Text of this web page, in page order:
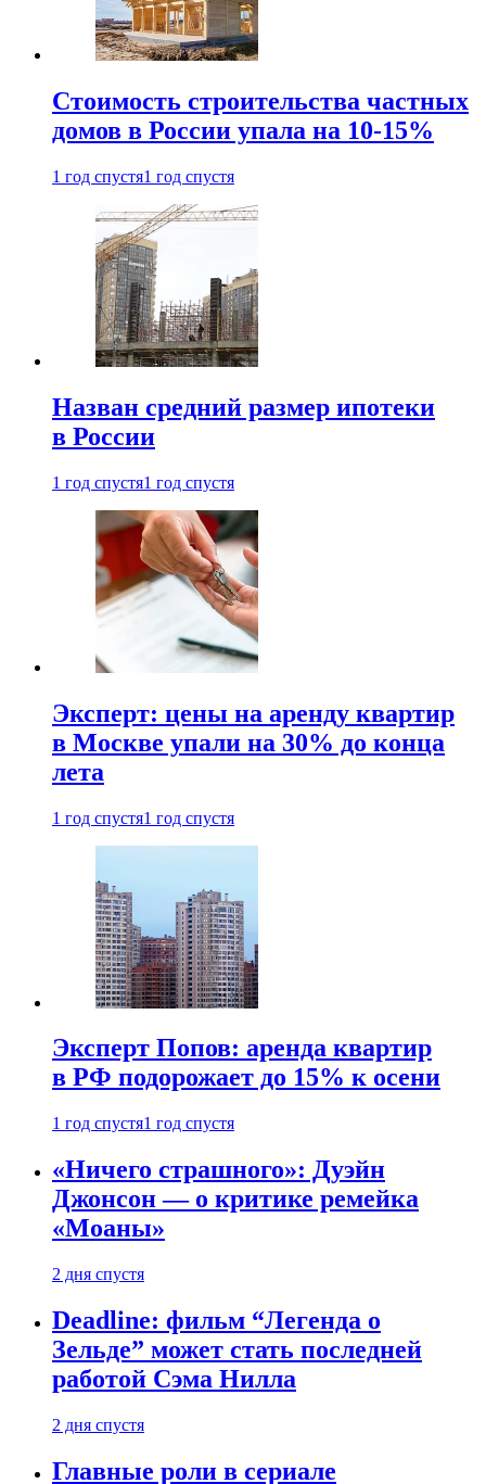
Стоимость строительства частных
домов в России упала на 10-15%
1 год спустя1 год спустя
Назван средний размер ипотеки
в России
1 год спустя1 год спустя
Эксперт: цены на аренду квартир
в Москве упали на 30% до конца
лета
1 год спустя1 год спустя
Эксперт Попов: аренда квартир
в РФ подорожает до 15% к осени
1 год спустя1 год спустя
«Ничего страшного»: Дуэйн
Джонсон — о критике ремейка
«Моаны»
2 дня спустя
Deadline: фильм “Легенда о
Зельде” может стать последней
работой Сэма Нилла
2 дня спустя
Главные роли в сериале